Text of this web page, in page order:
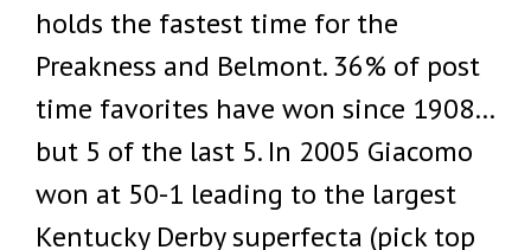
holds the fastest time for the
Preakness and Belmont. 36% of post
time favorites have won since 1908…
but 5 of the last 5. In 2005 Giacomo
won at 50-1 leading to the largest
Kentucky Derby superfecta (pick top